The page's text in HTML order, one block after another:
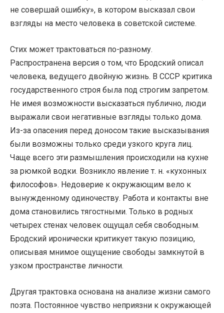
не совершай ошибку», в котором высказал свои
взгляды на место человека в советской системе.
Стих может трактоваться по-разному.
Распространена версия о том, что Бродский описал
человека, ведущего двойную жизнь. В СССР критика
государственного строя была под строгим запретом.
Не имея возможности высказаться публично, люди
выражали свои негативные взгляды только дома.
Из-за опасения перед доносом такие высказывания
были возможны только среди узкого круга лиц.
Чаще всего эти размышления происходили на кухне
за рюмкой водки. Возникло явление т. н. «кухонных
философов». Недоверие к окружающим вело к
вынужденному одиночеству. Работа и контакты вне
дома становились тягостными. Только в родных
четырех стенах человек ощущал себя свободным.
Бродский иронически критикует такую позицию,
описывая мнимое ощущение свободы замкнутой в
узком пространстве личности.
Другая трактовка основана на анализе жизни самого
поэта. Постоянное чувство неприязни к окружающей